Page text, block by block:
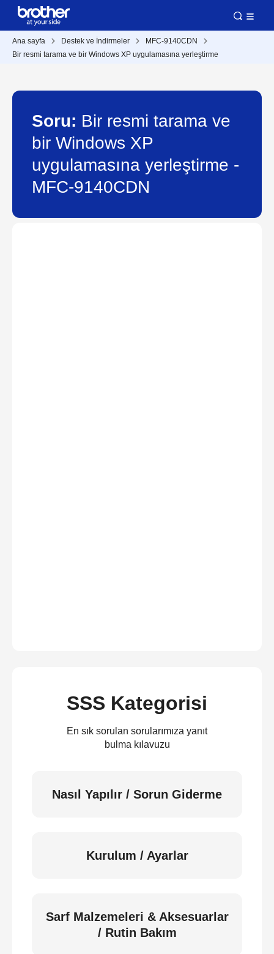
Ana sayfa Destek ve İndirmeler
MFC-9140CDN
Bir resmi tarama ve bir Windows XP uygulamasına yerleştirme
Soru: Bir resmi tarama ve
bir Windows XP
uygulamasına yerleştirme -
MFC-9140CDN
SSS Kategorisi
En sık sorulan sorularımıza yanıt
bulma kılavuzu
Nasıl Yapılır / Sorun Giderme
Kurulum / Ayarlar
Sarf Malzemeleri & Aksesuarlar
/ Rutin Bakım